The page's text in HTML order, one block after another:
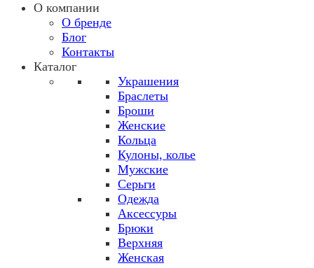
О компании
О бренде
Блог
Контакты
Каталог
Украшения
Браслеты
Броши
Женские
Кольца
Кулоны, колье
Мужские
Серьги
Одежда
Аксессуры
Брюки
Верхняя
Женская